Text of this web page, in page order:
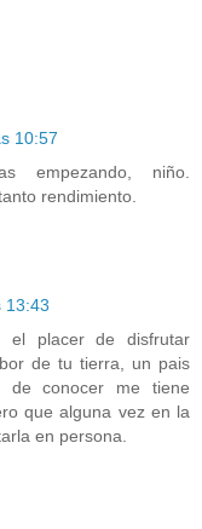
10:57
empezando, niño.
rendimiento.
13:43
el placer de disfrutar
de tu tierra, un pais
conocer me tiene
que alguna vez en la
en persona.